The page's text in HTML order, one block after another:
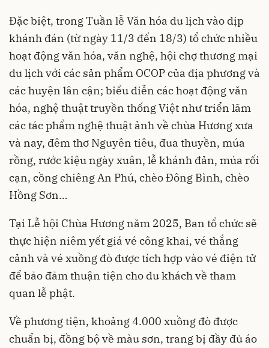
Đặc biệt, trong Tuần lễ Văn hóa du lịch vào dịp
khánh đán (từ ngày 11/3 đến 18/3) tổ chức nhiều
hoạt động văn hóa, văn nghệ, hội chợ thương mại
du lịch với các sản phẩm OCOP của địa phương và
các huyện lân cận; biểu diễn các hoạt động văn
hóa, nghệ thuật truyền thống Việt như triển lãm
các tác phẩm nghệ thuật ảnh về chùa Hương xưa
và nay, đêm thơ Nguyên tiêu, đua thuyền, múa
rồng, rước kiệu ngày xuân, lễ khánh đản, múa rối
cạn, cồng chiêng An Phú, chèo Đông Bình, chèo
Hồng Sơn…
Tại Lễ hội Chùa Hương năm 2025, Ban tổ chức sẽ
thực hiện niêm yết giá vé công khai, vé thắng
cảnh và vé xuồng đò được tích hợp vào vé điện tử
để bảo đảm thuận tiện cho du khách về tham
quan lễ phật.
Về phương tiện, khoảng 4.000 xuồng đò được
chuẩn bị, đồng bộ về màu sơn, trang bị đầy đủ áo